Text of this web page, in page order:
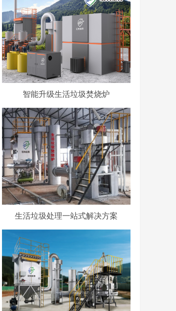
智能升级生活垃圾焚烧炉
生活垃圾处理一站式解决方案